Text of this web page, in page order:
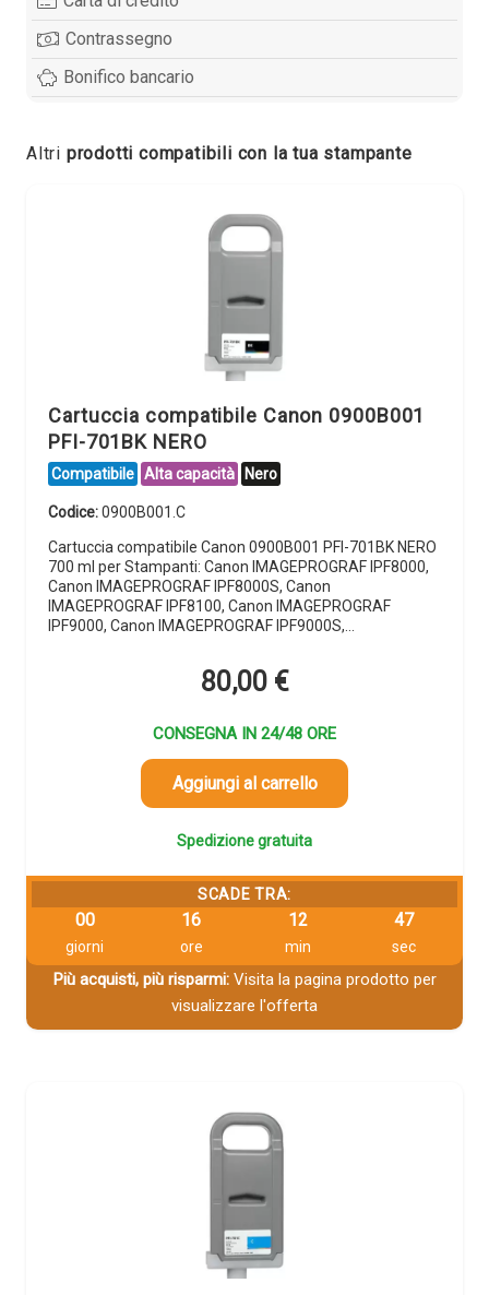
Contrassegno
Bonifico bancario
Altri prodotti compatibili con la tua stampante
Cartuccia compatibile Canon 0900B001
PFI-701BK NERO
Compatibile Alta capacità Nero
Codice:0900B001.C
Cartuccia compatibile Canon 0900B001 PFI-701BK NERO
700 ml per Stampanti: Canon IMAGEPROGRAF IPF8000,
Canon IMAGEPROGRAF IPF8000S, Canon
IMAGEPROGRAF IPF8100, Canon IMAGEPROGRAF
IPF9000, Canon IMAGEPROGRAF IPF9000S,…
80,00 €
CONSEGNA IN 24/48 ORE
Aggiungi al carrello
Spedizione gratuita
SCADE TRA:
00
giorni
16
ore
12
min
46
sec
Più acquisti, più risparmi:Visita la pagina prodotto per
visualizzare l'offerta